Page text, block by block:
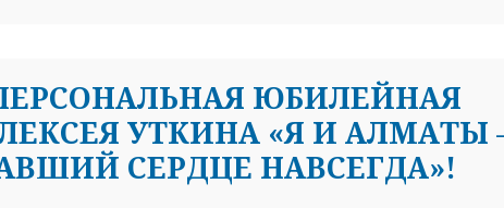
ЮБИЛЕЙНАЯ
УТКИНА «Я И АЛМАТЫ
СЕРДЦЕ НАВСЕГДА»!